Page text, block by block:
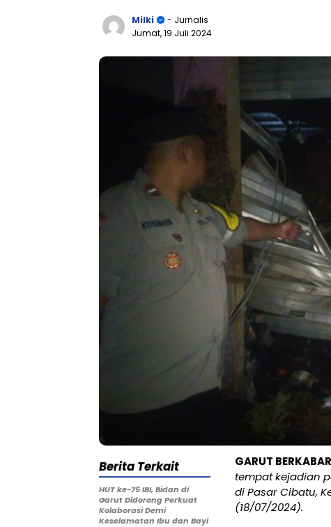
Milki
- Jurnalis
Jumat, 19 Juli 2024
GARUT BERKABAR
tempat kejadian
di Pasar Cibatu,
(18/07/2024).
Berita Terkait
HUT ke-75 IBI, Bidan di
Garut Didorong Perkuat
Kolaborasi Demi
Keselamatan Ibu dan Bayi